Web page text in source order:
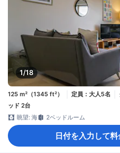
1/18
125 m²（1345 ft²） 定員：大人5名
ッド 2台
眺望: 海
2ベッドルーム
日付を入力して